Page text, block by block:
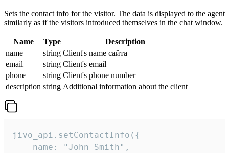
Sets the contact info for the visitor. The data is displayed to the agent
similarly as if the visitors introduced themselves in the chat window.
Name Type
Description
name
string Client's name сайта
email
string Client's email
phone
string Client's phone number
description string Additional information about the client
jivo_api.setContactInfo({
    name: "John Smith",